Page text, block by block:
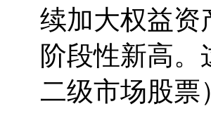
续加大权益资
阶段性新高
二级市场股票